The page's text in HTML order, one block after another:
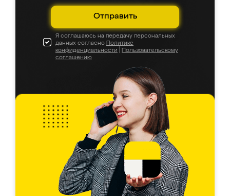
Отправить
Я соглашаюсь на передачу персональных
данных согласно Политике
конфиденциальности
Пользовательскому
соглашению